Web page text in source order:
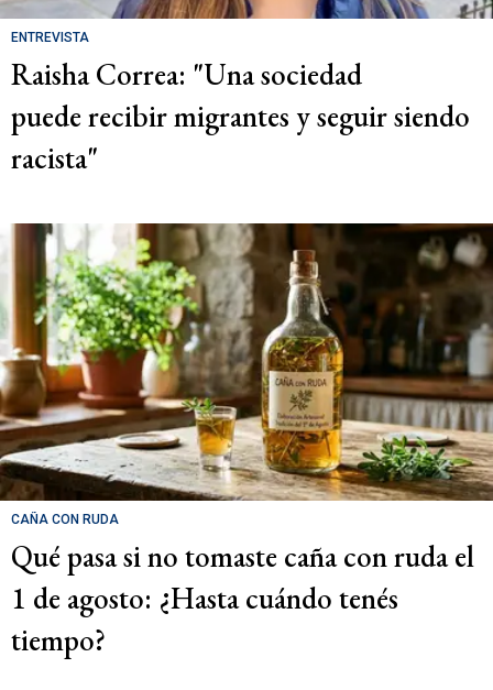
ENTREVISTA
Raisha Correa: "Una sociedad
puede recibir migrantes y seguir siendo
racista"
CAÑA CON RUDA
Qué pasa si no tomaste caña con ruda el
1 de agosto: ¿Hasta cuándo tenés
tiempo?